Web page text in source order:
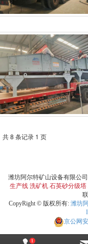
共 8 条记录 1 页
潍坊阿尔特矿山设备有限公
生产线 洗矿机 石英砂分级塔
CopyRight © 版权所有: 潍坊
京公网